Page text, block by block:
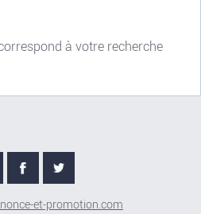
à votre recherche
et-promotion.com